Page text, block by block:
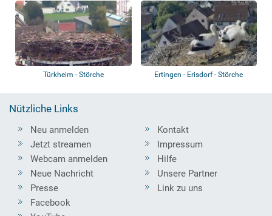
Türkheim - Störche Ertingen - Erisdorf - Störche
Nützliche Links
Neu anmelden
Jetzt streamen
Webcam anmelden
Neue Nachricht
Presse
Kontakt
Impressum
Hilfe
Unsere Partner
Link zu uns
Facebook